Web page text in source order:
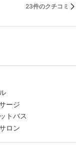
23件のクチコミ
ージ
トバス
ロン